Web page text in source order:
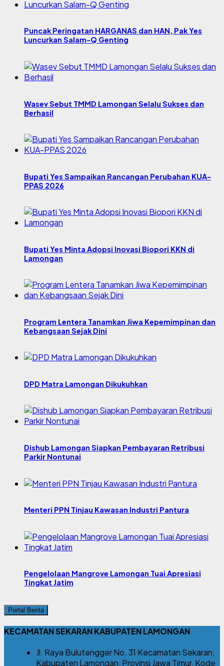
Puncak Peringatan HARGANAS dan HAN, Pak Yes
Luncurkan Salam-Q Genting
Wasev Sebut TMMD Lamongan Selalu Sukses dan
Berhasil
Bupati Yes Sampaikan Rancangan Perubahan KUA-
PPAS 2026
Bupati Yes Minta Adopsi Inovasi Biopori KKN di
Lamongan
Program Lentera Tanamkan Jiwa Kepemimpinan dan
Kebangsaan Sejak Dini
DPD Matra Lamongan Dikukuhkan
Dishub Lamongan Siapkan Pembayaran Retribusi
Parkir Nontunai
Menteri PPN Tinjau Kawasan Industri Pantura
Pengelolaan Mangrove Lamongan Tuai Apresiasi
Tingkat Jatim
Portal Berita
KECAMATAN SEKARAN KABUPATEN LAMONGAN
Jl. Raya Bulutengger No. 31 Kecamatan Sekaran,
Kabupaten Lamongan, Provinsi Jawa Timur, Kode